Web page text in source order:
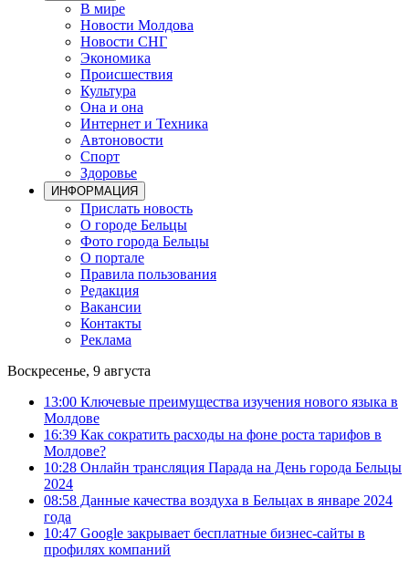
В мире
Новости Молдова
Новости СНГ
Экономика
Происшествия
Культура
Она и она
Интернет и Техника
Автоновости
Спорт
Здоровье
ИНФОРМАЦИЯ
Прислать новость
О городе Бельцы
Фото города Бельцы
О портале
Правила пользования
Редакция
Вакансии
Контакты
Реклама
Воскресенье, 9 августа
13:00 Ключевые преимущества изучения нового языка в
Молдове
16:39 Как сократить расходы на фоне роста тарифов в
Молдове?
10:28 Онлайн трансляция Парада на День города Бельцы
2024
08:58 Данные качества воздуха в Бельцах в январе 2024
года
10:47 Google закрывает бесплатные бизнес-сайты в
профилях компаний